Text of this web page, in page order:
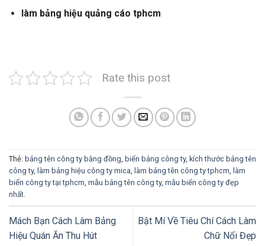
làm bảng hiệu quảng cáo tphcm
Rate this post
Thẻ: bảng tên công ty bằng đồng, biển bảng công ty, kích thước bảng tên
công ty, làm bảng hiệu công ty mica, làm bảng tên công ty tphcm, làm
biển công ty tại tphcm, mẫu bảng tên công ty, mẫu biển công ty đẹp
nhất.
Mách Bạn Cách Làm Bảng
Hiệu Quán Ăn Thu Hút
Bật Mí Về Tiêu Chí Cách Làm
Chữ Nổi Đẹp